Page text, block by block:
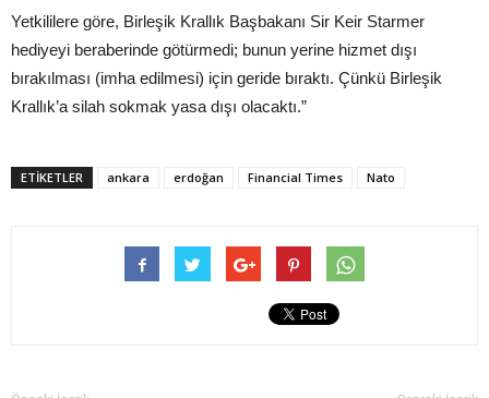
Yetkililere göre, Birleşik Krallık Başbakanı Sir Keir Starmer
hediyeyi beraberinde götürmedi; bunun yerine hizmet dışı
bırakılması (imha edilmesi) için geride bıraktı. Çünkü Birleşik
Krallık’a silah sokmak yasa dışı olacaktı.”
ETIKETLER ankara erdoğan Financial Times Nato